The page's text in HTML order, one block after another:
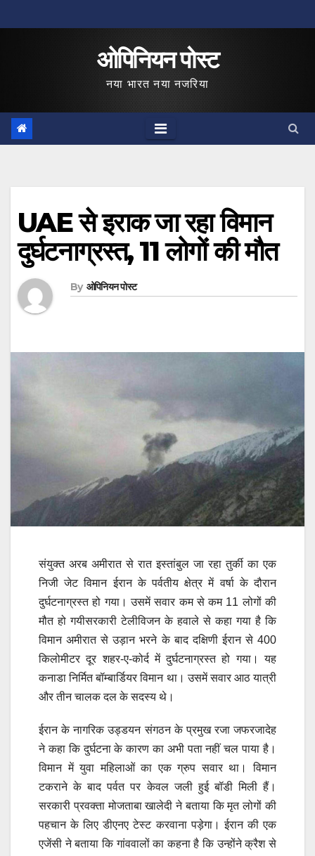
to
ओपिनियन पोस्ट
नया भारत नया नजरिया
UAE से इराक जा रहा विमान
दुर्घटनाग्रस्त, 11 लोगों की मौत
By ओपिनियन पोस्ट
संयुक्त अरब अमीरात से रात इस्तांबुल जा रहा तुर्की का एक
निजी जेट विमान ईरान के पर्वतीय क्षेत्र में वर्षा के दौरान
दुर्घटनाग्रस्त हो गया। उसमें सवार कम से कम 11 लोगों की
मौत हो गयीसरकारी टेलीविजन के हवाले से कहा गया है कि
विमान अमीरात से उड़ान भरने के बाद दक्षिणी ईरान से 400
किलोमीटर दूर शहर-ए-कोर्द में दुर्घटनाग्रस्त हो गया। यह
कनाडा निर्मित बॉम्बार्डियर विमान था। उसमें सवार आठ यात्री
और तीन चालक दल के सदस्य थे।
ईरान के नागरिक उड्डयन संगठन के प्रमुख रजा जफरजादेह
ने कहा कि दुर्घटना के कारण का अभी पता नहीं चल पाया है।
विमान में युवा महिलाओं का एक ग्रुप सवार था। विमान
टकराने के बाद पर्वत पर केवल जली हुई बॉडी मिली हैं।
सरकारी प्रवक्ता मोजताबा खालेदी ने बताया कि मृत लोगों की
पहचान के लिए डीएनए टेस्ट करवाना पड़ेगा। ईरान की एक
एजेंसी ने बताया कि गांववालों का कहना है कि उन्होंने क्रैश से